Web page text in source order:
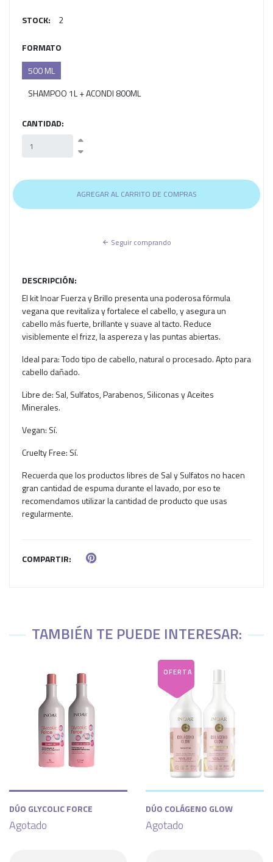
STOCK: 2
FORMATO
500 ML
SHAMPOO 1L + ACONDI 800ML
CANTIDAD:
Seguir comprando
DESCRIPCIÓN:
El kit Inoar Fuerza y Brillo presenta una poderosa fórmula
vegana que revitaliza y fortalece el cabello, y asegura un
cabello más fuerte, brillante y suave al tacto. Reduce
visiblemente el frizz, la aspereza y las puntas abiertas.
Ideal para: Todo tipo de cabello, natural o procesado. Apto para
cabello dañado.
Libre de: Sal, Sulfatos, Parabenos, Siliconas y Aceites
Minerales.
Vegan: Sí.
Cruelty Free: Sí.
Recuerda que los productos libres de Sal y Sulfatos no hacen
gran cantidad de espuma durante el lavado, por eso te
recomendamos utilizar la cantidad de producto que usas
regularmente.
COMPARTIR:
TAMBIÉN TE PUEDE INTERESAR:
DÚO GLYCOLIC FORCE
Agotado
DÚO COLÁGENO GLOW
Agotado